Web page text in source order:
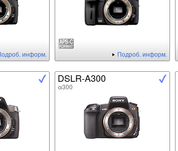
информ. Подроб. информ.
DSLR-A300
α300